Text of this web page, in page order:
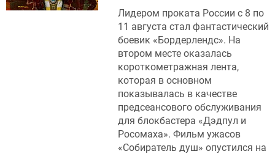
Лидером проката России с 8 по
11 августа стал фантастический
боевик «Бордерлендс». На
втором месте оказалась
короткометражная лента,
которая в основном
показывалась в качестве
предсеансового обслуживания
для блокбастера «Дэдпул и
Росомаха». Фильм ужасов
«Собиратель душ» опустился на